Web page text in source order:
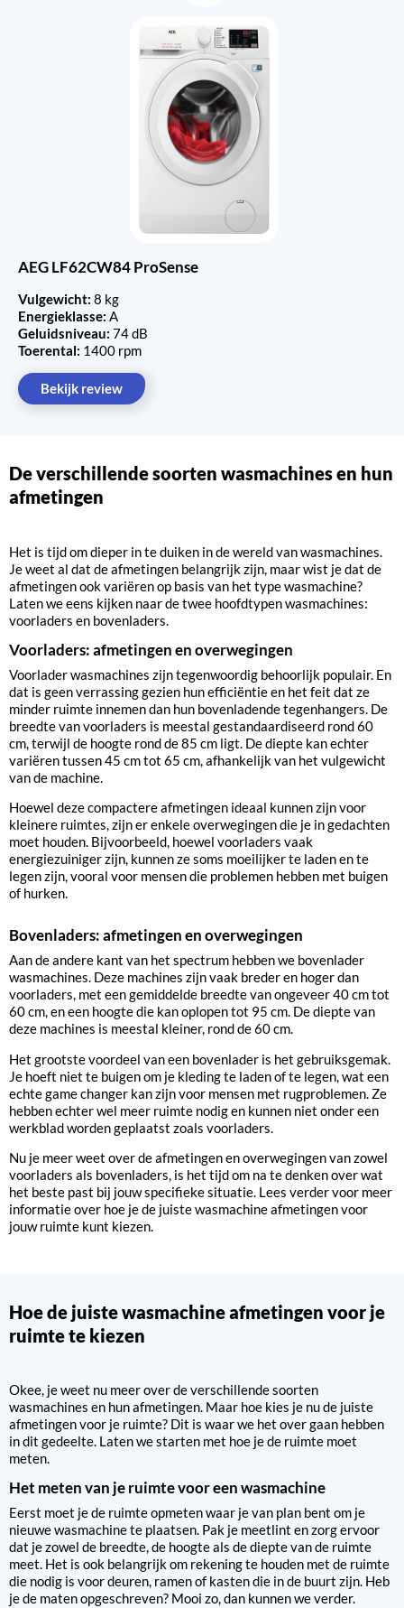
AEG LF62CW84 ProSense
Vulgewicht: 8 kg
Energieklasse: A
Geluidsniveau: 74 dB
Toerental: 1400 rpm
Bekijk review
De verschillende soorten wasmachines en hun
afmetingen
Het is tijd om dieper in te duiken in de wereld van wasmachines.
Je weet al dat de afmetingen belangrijk zijn, maar wist je dat de
afmetingen ook variëren op basis van het type wasmachine?
Laten we eens kijken naar de twee hoofdtypen wasmachines:
voorladers en bovenladers.
Voorladers: afmetingen en overwegingen
Voorlader wasmachines zijn tegenwoordig behoorlijk populair. En
dat is geen verrassing gezien hun efficiëntie en het feit dat ze
minder ruimte innemen dan hun bovenladende tegenhangers. De
breedte van voorladers is meestal gestandaardiseerd rond 60
cm, terwijl de hoogte rond de 85 cm ligt. De diepte kan echter
variëren tussen 45 cm tot 65 cm, afhankelijk van het vulgewicht
van de machine.
Hoewel deze compactere afmetingen ideaal kunnen zijn voor
kleinere ruimtes, zijn er enkele overwegingen die je in gedachten
moet houden. Bijvoorbeeld, hoewel voorladers vaak
energiezuiniger zijn, kunnen ze soms moeilijker te laden en te
legen zijn, vooral voor mensen die problemen hebben met buigen
of hurken.
Bovenladers: afmetingen en overwegingen
Aan de andere kant van het spectrum hebben we bovenlader
wasmachines. Deze machines zijn vaak breder en hoger dan
voorladers, met een gemiddelde breedte van ongeveer 40 cm tot
60 cm, en een hoogte die kan oplopen tot 95 cm. De diepte van
deze machines is meestal kleiner, rond de 60 cm.
Het grootste voordeel van een bovenlader is het gebruiksgemak.
Je hoeft niet te buigen om je kleding te laden of te legen, wat een
echte game changer kan zijn voor mensen met rugproblemen. Ze
hebben echter wel meer ruimte nodig en kunnen niet onder een
werkblad worden geplaatst zoals voorladers.
Nu je meer weet over de afmetingen en overwegingen van zowel
voorladers als bovenladers, is het tijd om na te denken over wat
het beste past bij jouw specifieke situatie. Lees verder voor meer
informatie over hoe je de juiste wasmachine afmetingen voor
jouw ruimte kunt kiezen.
Hoe de juiste wasmachine afmetingen voor je
ruimte te kiezen
Okee, je weet nu meer over de verschillende soorten
wasmachines en hun afmetingen. Maar hoe kies je nu de juiste
afmetingen voor je ruimte? Dit is waar we het over gaan hebben
in dit gedeelte. Laten we starten met hoe je de ruimte moet
meten.
Het meten van je ruimte voor een wasmachine
Eerst moet je de ruimte opmeten waar je van plan bent om je
nieuwe wasmachine te plaatsen. Pak je meetlint en zorg ervoor
dat je zowel de breedte, de hoogte als de diepte van de ruimte
meet. Het is ook belangrijk om rekening te houden met de ruimte
die nodig is voor deuren, ramen of kasten die in de buurt zijn. Heb
je de maten opgeschreven? Mooi zo, dan kunnen we verder.